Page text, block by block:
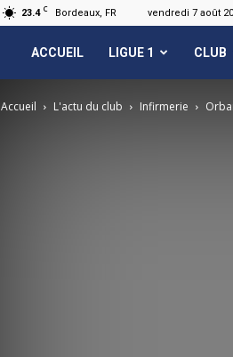
23.4 C Bordeaux, FR vendredi 7 août
FCGB.net
ACCUEIL LIGUE 1 CLUB
Accueil L'actu du club Infirmerie